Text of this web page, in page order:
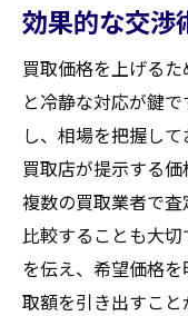
効果的な交渉
買取価格を上げる
と冷静な対応が鍵
し、相場を把握して
買取店が提示する価
複数の買取業者で
比較することも大
を伝え、希望価格
取額を引き出すこ